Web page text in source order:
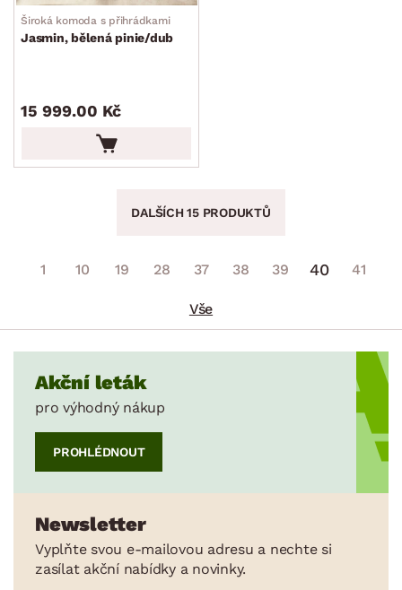
Široká komoda s přihrádkami
Jasmin, bělená pinie/dub
15 999.00 Kč
DALŠÍCH 15 PRODUKTŮ
1 10 19 28 37 38 39 40 41
Vše
Akční leták
pro výhodný nákup
PROHLÉDNOUT
Newsletter
Vyplňte svou e-mailovou adresu a nechte si
zasílat akční nabídky a novinky.